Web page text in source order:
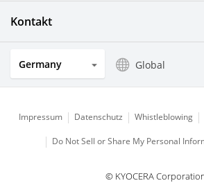
Küchenprodukte
Kontakt
Germany Global
Impressum Datenschutz Whistleblowing
Do Not Sell or Share My Personal
© KYOCERA